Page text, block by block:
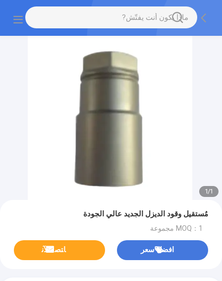
1
/
1
مُستقيل وقود الديزل الجديد عالي الجودة
MOQ：1 مجموعة
افضل سعر ﺎﺘﺼﻟ ﺍﻶﻧ